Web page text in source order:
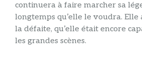
continuera à faire marcher sa
longtemps qu’elle le voudra.
la défaite, qu’elle était encore
les grandes scènes.